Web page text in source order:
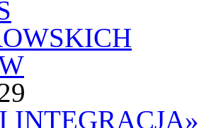
INTEGRACJA»